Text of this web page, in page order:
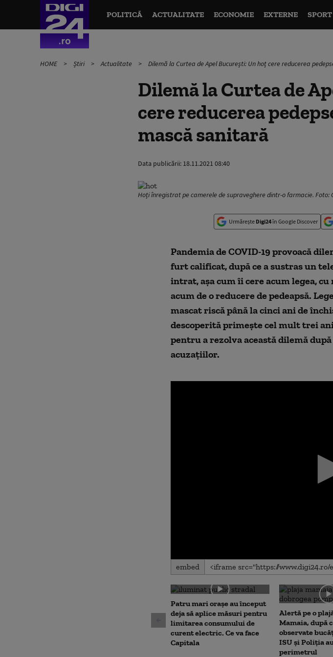
POLITICĂ ACTUALITATE ECONOMIE EXTERNE SPORT
HOME Știri Actualitate Dilemă la Curtea de Apel București: Un hoț cere reducerea
Dilemă la Curtea de
cere reducerea
mască sanitară
Data publicării: 18.11.2021 08:40
Hoți înregistrat pe camerele de supraveghere dintr-o farmacie. Foto:
Urmărește Digi24în Google Discover
Pandemia de COVID-19 provoacă
furt calificat, după ce a sustras un
intrat, așa cum îi cere acum legea,
acum de o reducere de pedeapsă.
mascat riscă până la cinci ani de
descoperită primește cel mult trei
pentru a rezolva această dilemă
acuzațiilor.
0
seconds
0
secondsVolume
90%
embed
Patru mari orașe au început
deja să aplice măsuri pentru
limitarea consumului de
curent electric. Ce va face
Capitala
Alertă pe o
Mamaia, după
observate
ISU și Poliția
perimetrul